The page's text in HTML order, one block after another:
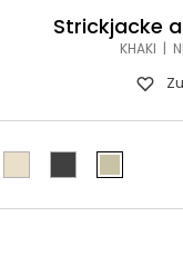
Strickjacke
KHAKI |